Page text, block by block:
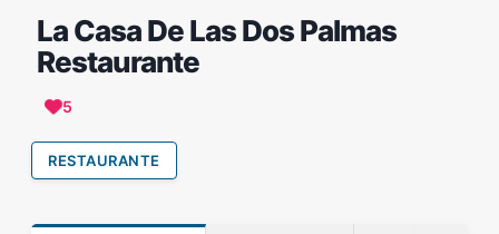
La Casa De Las Dos Palmas
Restaurante
5
RESTAURANTE